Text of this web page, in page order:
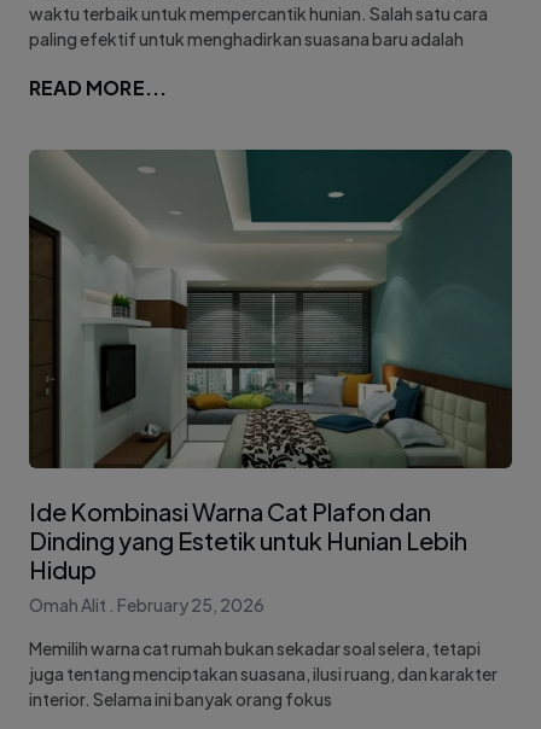
waktu terbaik untuk mempercantik hunian. Salah satu cara
paling efektif untuk menghadirkan suasana baru adalah
READ MORE...
Ide Kombinasi Warna Cat Plafon dan
Dinding yang Estetik untuk Hunian Lebih
Hidup
Omah Alit
February 25, 2026
Memilih warna cat rumah bukan sekadar soal selera, tetapi
juga tentang menciptakan suasana, ilusi ruang, dan karakter
interior. Selama ini banyak orang fokus